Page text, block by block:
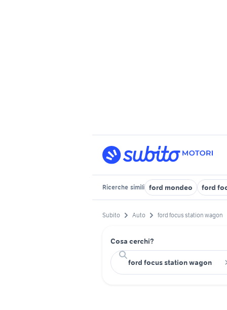
Ricerche simili ford mondeo ford
Subito Auto ford focus station wagon
Cosa cerchi?